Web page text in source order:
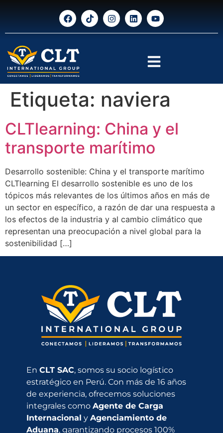
Etiqueta: naviera
CLTlearning: China y el
transporte marítimo
Desarrollo sostenible: China y el transporte marítimo
CLTlearning El desarrollo sostenible es uno de los
tópicos más relevantes de los últimos años en más de
un sector en específico, a razón de dar una respuesta a
los efectos de la industria y al cambio climático que
representan una preocupación a nivel global para la
sostenibilidad […]
EnCLT SAC, somos su socio logístico
estratégico en Perú. Con más de 16 años
de experiencia, ofrecemos soluciones
integrales comoAgente de Carga
Internacional yAgenciamiento de
Aduana, garantizando procesos 100%